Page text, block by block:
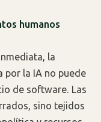
humanos
la
por la IA no puede
de software. Las
sino tejidos